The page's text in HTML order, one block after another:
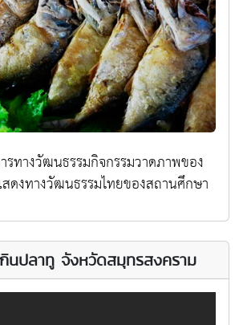
รทางวัฒนธรรมกิจกรรมวาดภาพของ
ดงทางวัฒนธรรมไทยของสถานศึกษา
นปลาทู จังหวัดสมุทรสงคราม